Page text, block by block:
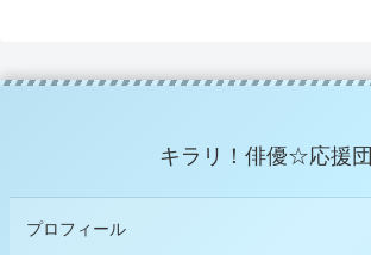
キラリ！俳優☆応援団
プロフィール